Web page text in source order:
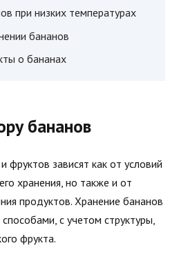
при низких температурах
бананов
о бананах
бананов
фруктов зависят как от условий
хранения, но также и от
продуктов. Хранение бананов
с учетом структуры,
фрукта.